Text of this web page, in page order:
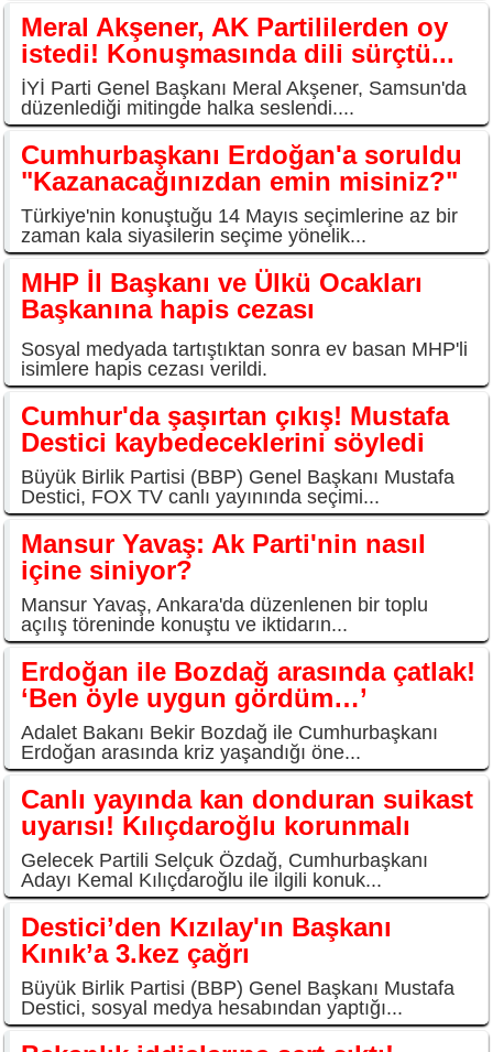
Meral Akşener, AK Partililerden oy
istedi! Konuşmasında dili sürçtü...
İYİ Parti Genel Başkanı Meral Akşener, Samsun'da
düzenlediği mitingde halka seslendi....
Cumhurbaşkanı Erdoğan'a soruldu
"Kazanacağınızdan emin misiniz?"
Türkiye'nin konuştuğu 14 Mayıs seçimlerine az bir
zaman kala siyasilerin seçime yönelik...
MHP İl Başkanı ve Ülkü Ocakları
Başkanına hapis cezası
Sosyal medyada tartıştıktan sonra ev basan MHP'li
isimlere hapis cezası verildi.
Cumhur'da şaşırtan çıkış! Mustafa
Destici kaybedeceklerini söyledi
Büyük Birlik Partisi (BBP) Genel Başkanı Mustafa
Destici, FOX TV canlı yayınında seçimi...
Mansur Yavaş: Ak Parti'nin nasıl
içine siniyor?
Mansur Yavaş, Ankara'da düzenlenen bir toplu
açılış töreninde konuştu ve iktidarın...
Erdoğan ile Bozdağ arasında çatlak!
‘Ben öyle uygun gördüm…’
Adalet Bakanı Bekir Bozdağ ile Cumhurbaşkanı
Erdoğan arasında kriz yaşandığı öne...
Canlı yayında kan donduran suikast
uyarısı! Kılıçdaroğlu korunmalı
Gelecek Partili Selçuk Özdağ, Cumhurbaşkanı
Adayı Kemal Kılıçdaroğlu ile ilgili konuk...
Destici’den Kızılay'ın Başkanı
Kınık’a 3.kez çağrı
Büyük Birlik Partisi (BBP) Genel Başkanı Mustafa
Destici, sosyal medya hesabından yaptığı...